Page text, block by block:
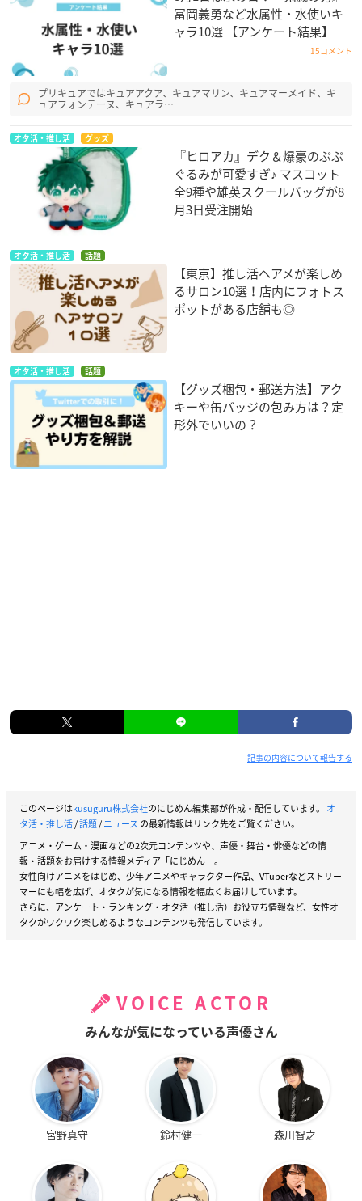
冨岡義勇など水属性・水使いキ
ャラ10選 【アンケート結果】
15コメント
プリキュアではキュアアクア、キュアマリン、キュアマーメイド、キ
ュアフォンテーヌ、キュアラ…
オタ活・推し活 グッズ
『ヒロアカ』デク＆爆豪のぷぷ
ぐるみが可愛すぎ♪ マスコット
全9種や雄英スクールバッグが8
月3日受注開始
オタ活・推し活 話題
【東京】推し活ヘアメが楽しめ
るサロン10選！店内にフォトス
ポットがある店舗も◎
オタ活・推し活 話題
【グッズ梱包・郵送方法】アク
キーや缶バッジの包み方は？定
形外でいいの？
記事の内容について報告する
このページはkusuguru株式会社のにじめん編集部が作成・配信しています。 オ
タ活・推し活/話題/ニュース の最新情報はリンク先をご覧ください。
アニメ・ゲーム・漫画などの2次元コンテンツや、声優・舞台・俳優などの情
報・話題をお届けする情報メディア「にじめん」。
女性向けアニメをはじめ、少年アニメやキャラクター作品、VTuberなどストリー
マーにも幅を広げ、オタクが気になる情報を幅広くお届けしています。
さらに、アンケート・ランキング・オタ活（推し活）お役立ち情報など、女性オ
タクがワクワク楽しめるようなコンテンツも発信しています。
VOICE ACTOR
みんなが気になっている声優さん
宮野真守 鈴村健一 森川智之